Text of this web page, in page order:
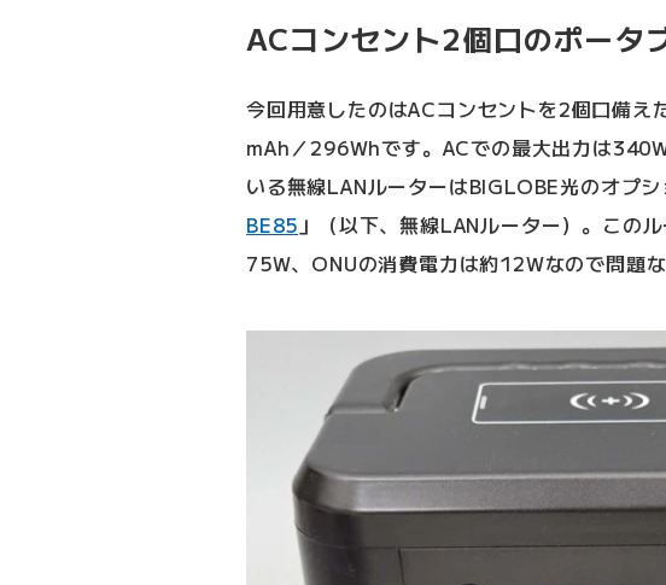
ACコンセント2個口のポータ
今回用意したのはACコンセントを2個口備え
mAh／296Whです。ACでの最大出力は
いる無線LANルーターはBIGLOBE光のオプ
BE85 」（以下、無線LANルーター）。この
75W、ONUの消費電力は約12Wなので問題な